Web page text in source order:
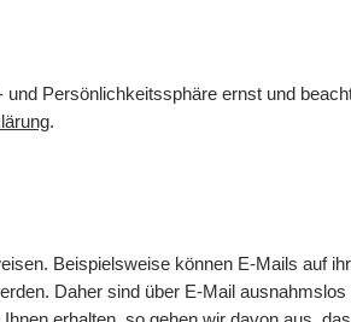
Persönlichkeitssphäre ernst und
.
Beispielsweise können E-Mails auf
Daher sind über E-Mail ausnahmslos